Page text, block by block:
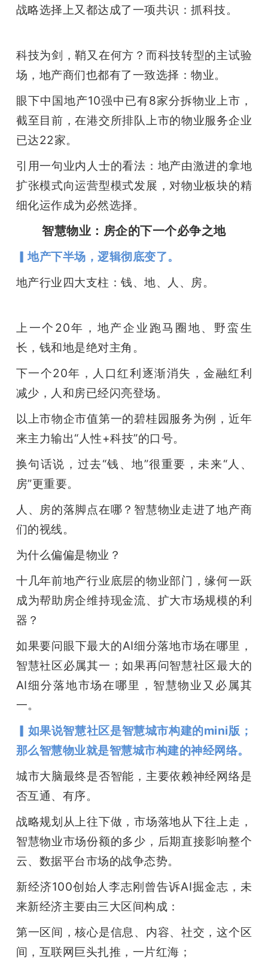
战略选择上又都达成了一项共识：抓科技。
科技为剑，鞘又在何方？而科技转型的主试验
场，地产商们也都有了一致选择：物业。
眼下中国地产10强中已有8家分拆物业上市，
截至目前，在港交所排队上市的物业服务企业
已达22家。
引用一句业内人士的看法：地产由激进的拿地
扩张模式向运营型模式发展，对物业板块的精
细化运作成为必然选择。
智慧物业：房企的下一个必争之地
▎地产下半场，逻辑彻底变了。
地产行业四大支柱：钱、地、人、房。
上一个20年，地产企业跑马圈地、野蛮生
长，钱和地是绝对主角。
下一个20年，人口红利逐渐消失，金融红利
减少，人和房已经闪亮登场。
以上市物企市值第一的碧桂园服务为例，近年
来主力输出“人性+科技”的口号。
换句话说，过去“钱、地”很重要，未来“人、
房”更重要。
人、房的落脚点在哪？智慧物业走进了地产商
们的视线。
为什么偏偏是物业？
十几年前地产行业底层的物业部门，缘何一跃
成为帮助房企维持现金流、扩大市场规模的利
器？
如果要问眼下最大的AI细分落地市场在哪里，
智慧社区必属其一；如果再问智慧社区最大的
AI细分落地市场在哪里，智慧物业又必属其
一。
▎如果说智慧社区是智慧城市构建的mini版；
那么智慧物业就是智慧城市构建的神经网络。
城市大脑最终是否智能，主要依赖神经网络是
否互通、有序。
战略规划从上往下做，市场落地从下往上走，
智慧物业市场份额的多少，后期直接影响整个
云、数据平台市场的战争态势。
新经济100创始人李志刚曾告诉AI掘金志，未
来新经济主要由三大区间构成：
第一区间，核心是信息、内容、社交，这个区
间，互联网巨头扎推，一片红海；